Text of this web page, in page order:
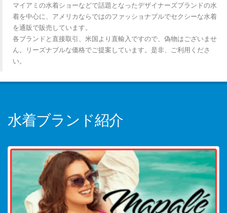
マイアミの水着ショーなどで話題となったデザイナーズブランドの水
着を中心に、アメリカならではのファッショナブルでセクシーな水着
を通販で販売しています。
各ブランドと直接取引、米国より直輸入ですので、偽物はございませ
ん。リーズナブルな価格でご提案しています。是非、ご利用くださ
い。
水着ブランド紹介